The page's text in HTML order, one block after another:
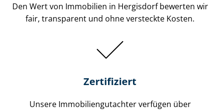
Den Wert von Immobilien in Hergisdorf bewerten wir
fair, transparent und ohne versteckte Kosten.
Zertifiziert
Unsere Immobilien­gutachter verfügen über